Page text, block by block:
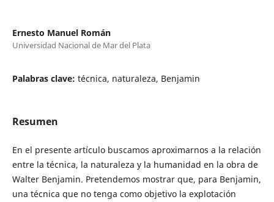
Ernesto Manuel Román
Universidad Nacional de Mar del Plata
Palabras clave: técnica, naturaleza, Benjamin
Resumen
En el presente artículo buscamos aproximarnos a la relación
entre la técnica, la naturaleza y la humanidad en la obra de
Walter Benjamin. Pretendemos mostrar que, para Benjamin,
una técnica que no tenga como objetivo la explotación